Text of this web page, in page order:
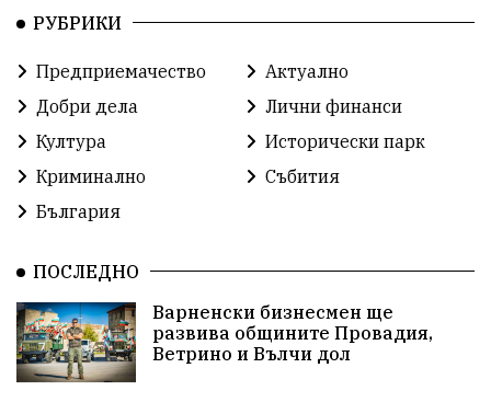
Метеоролигична обстановка
Североизточна България
Общинският съвет Провадия
Център за обслужване Модел „на едно гише“
Развитие на града
Знак за европейско наследство
управлението на Провадия Общински съвет
Сигнали Посещението на Бойко Борисов
РУБРИКИ
Предприемачество
Актуално
Добри дела
Лични финанси
Култура
Исторически парк
Криминално
Събития
България
ПОСЛЕДНО
Варненски бизнесмен ще
развива общините Провадия,
Ветрино и Вълчи дол